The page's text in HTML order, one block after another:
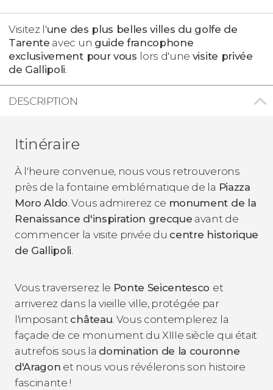
Visitez l'une des plus belles villes du golfe de
Tarente avec un guide francophone
exclusivement pour vous lors d'une visite privée
de Gallipoli.
DESCRIPTION
Itinéraire
À l'heure convenue, nous vous retrouverons
près de la fontaine emblématique de la Piazza
Moro Aldo. Vous admirerez ce monument de la
Renaissance d'inspiration grecque avant de
commencer la visite privée du centre historique
de Gallipoli.
Vous traverserez le Ponte Seicentesco et
arriverez dans la vieille ville, protégée par
l'imposant château. Vous contemplerez la
façade de ce monument du XIIIe siècle qui était
autrefois sous la domination de la couronne
d'Aragon et nous vous révélerons son histoire
fascinante !